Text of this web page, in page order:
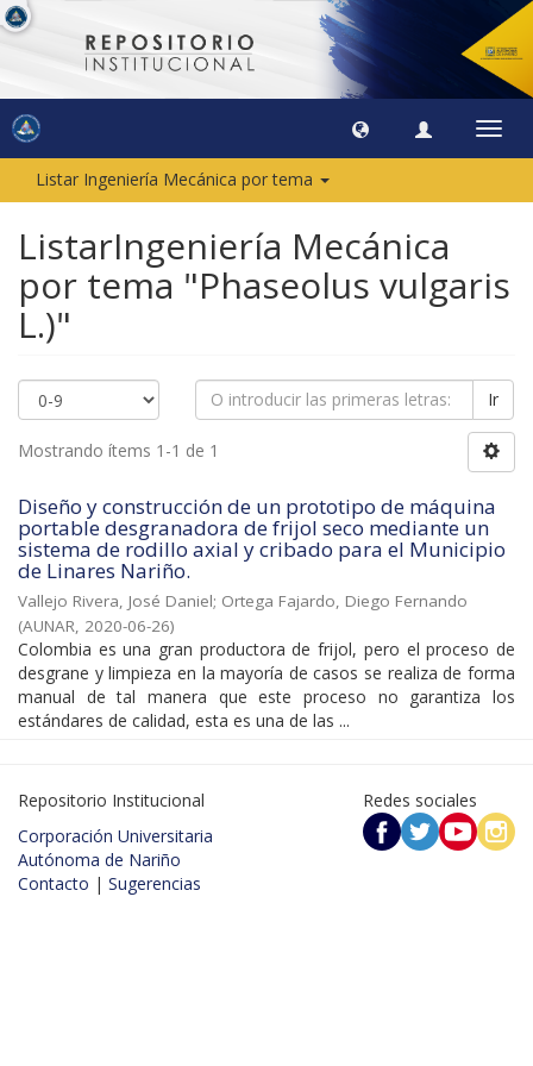
Listar Ingeniería Mecánica por tema
ListarIngeniería Mecánica
por tema "Phaseolus vulgaris
L.)"
Ir
Mostrando ítems 1-1 de 1
Diseño y construcción de un prototipo de máquina
portable desgranadora de frijol seco mediante un
sistema de rodillo axial y cribado para el Municipio
de Linares Nariño.
Vallejo Rivera, José Daniel; Ortega Fajardo, Diego Fernando
(AUNAR, 2020-06-26)
Colombia es una gran productora de frijol, pero el proceso de
desgrane y limpieza en la mayoría de casos se realiza de forma
manual de tal manera que este proceso no garantiza los
estándares de calidad, esta es una de las ...
Repositorio Institucional
Corporación Universitaria
Autónoma de Nariño
Contacto | Sugerencias
Redes sociales